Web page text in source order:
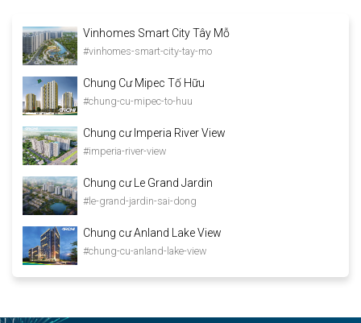
Vinhomes Smart City Tây Mỗ
#vinhomes-smart-city-tay-mo
Chung Cư Mipec Tố Hữu
#chung-cu-mipec-to-huu
Chung cư Imperia River View
#imperia-river-view
Chung cư Le Grand Jardin
#le-grand-jardin-sai-dong
Chung cư Anland Lake View
#chung-cu-anland-lake-view